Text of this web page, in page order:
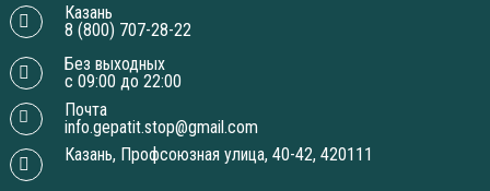
Казань
8 (800) 707-28-22
Без выходных
с 09:00 до 22:00
Почта
info.gepatit.stop@gmail.com
Казань, Профсоюзная улица, 40-42, 420111